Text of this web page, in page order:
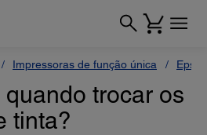
Impressoras de função única
trocar os
tinta?